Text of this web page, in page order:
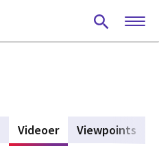
Videoer(active tab)
Viewpoints